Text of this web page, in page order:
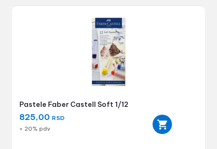
Pastele Faber Castell Soft 1/12
825,00 RSD
+ 20% pdv